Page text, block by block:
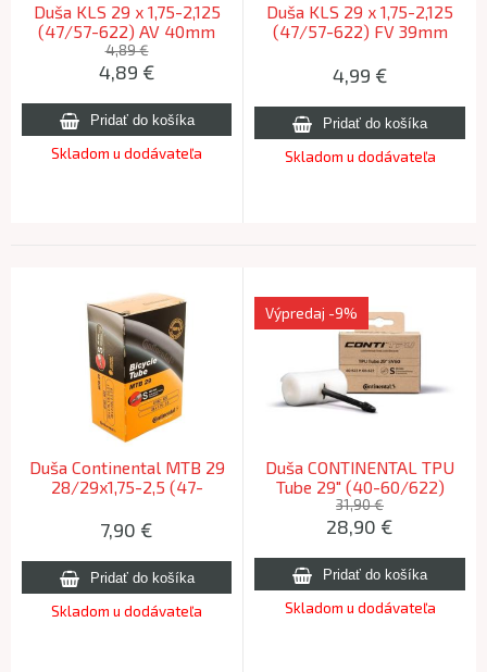
Duša KLS 29 x 1,75-2,125
(47/57-622) AV 40mm
OEM
4,89 €
4,89 €
Skladom u dodávateľa
Duša KLS 29 x 1,75-2,125
(47/57-622) FV 39mm
4,99 €
Skladom u dodávateľa
Duša Continental MTB 29
28/29x1,75-2,5 (47-
60mm
7,90 €
Skladom u dodávateľa
Duša CONTINENTAL TPU
Tube 29" (40-60/622)
SV60
Výpredaj -9%
31,90 €
28,90 €
Skladom u dodávateľa